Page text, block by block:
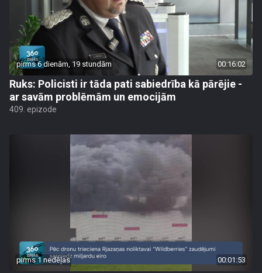
pirms 6 dienām, 19 stundām 00:16:02
Ruks: Policisti ir tāda pati sabiedrība kā pārējie -
ar savām problēmām un emocijām
409. epizode
pirms 1 nedēļas 00:01:53